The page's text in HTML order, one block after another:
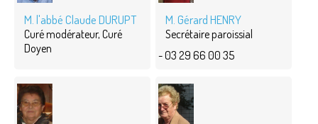
M. l'abbé Claude DURUPT
Curé modérateur, Curé
Doyen
M. Gérard HENRY
Secrétaire paroissial
- 03 29 66 00 35